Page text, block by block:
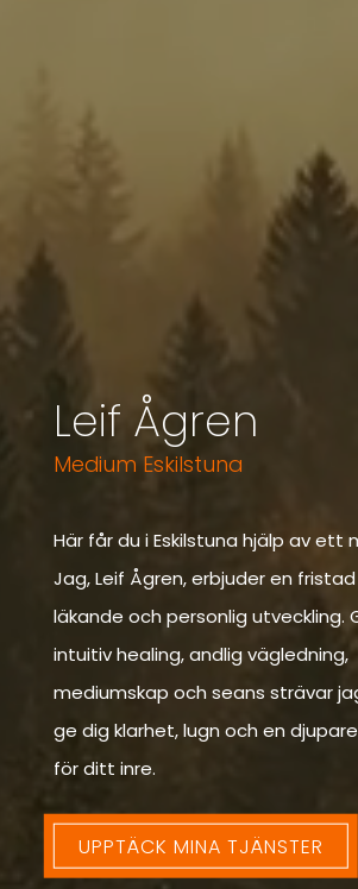
Leif Ågren
Medium Eskilstuna
Här får du i Eskilstuna hjälp av ett
Jag, Leif Ågren, erbjuder en
läkande och personlig utveckling.
intuitiv healing, andlig vägledning,
mediumskap och seans strävar
ge dig klarhet, lugn och en
för ditt inre.
UPPTÄCK MINA TJÄNSTER